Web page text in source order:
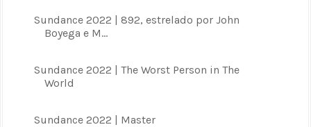
Sundance 2022 | 892, estrelado por John
Boyega e M...
Sundance 2022 | The Worst Person in The
World
Sundance 2022 | Master